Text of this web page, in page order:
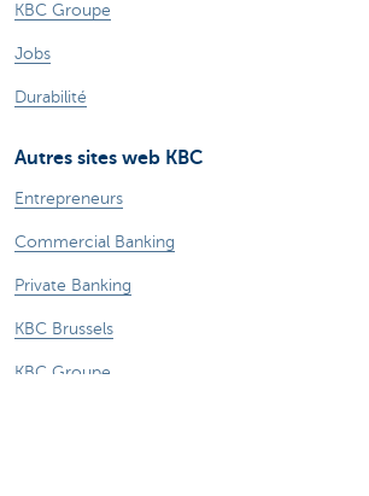
KBC Groupe
Jobs
Durabilité
Autres sites web KBC
Entrepreneurs
Commercial Banking
Private Banking
KBC Brussels
KBC Groupe